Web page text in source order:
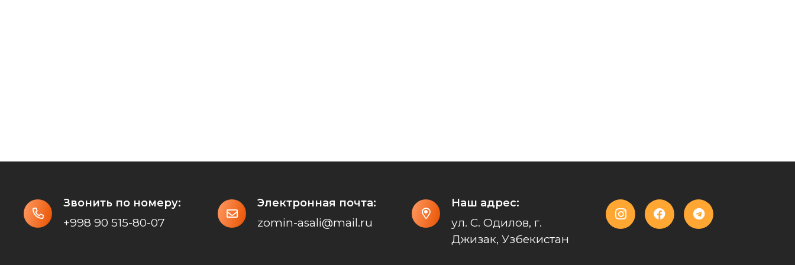
Звонить по номеру:
+998 90 515-80-07
Электронная почта:
zomin-asali@mail.ru
Наш адрес:
ул. С. Одилов, г.
Джизак, Узбекистан